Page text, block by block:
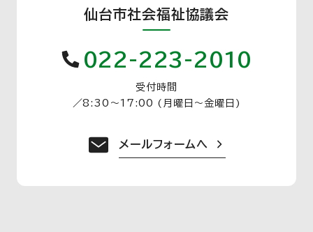
仙台市社会福祉協議会
022-223-2010
受付時間
／8:30〜17:00 (月曜日〜金曜日)
メールフォームへ